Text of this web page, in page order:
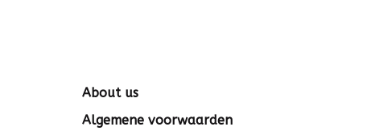
About us
Algemene voorwaarden